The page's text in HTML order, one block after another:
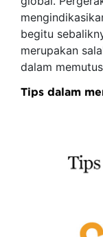
begitu
merupakan
dalam
Tips dalam